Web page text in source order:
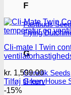
F
Fastbuds
Flying
G
Genetik Seeds
Green House
Cli-mate | Twin
kr. 1,599.00
Tilføj til kurv
-15%